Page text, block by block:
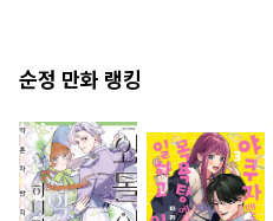
순정 만화 랭킹